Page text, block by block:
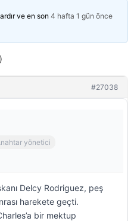
ve en son 4 hafta 1 gün önce
#27038
yönetici
Delcy Rodriguez, peş
harekete geçti.
bir mektup